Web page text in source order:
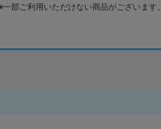
一部ご利用いただけない商品がございます。